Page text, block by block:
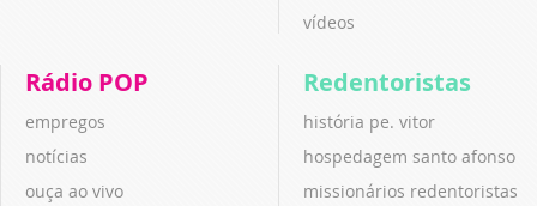
vídeos
Rádio POP
empregos
notícias
ouça ao vivo
Redentoristas
história pe. vitor
hospedagem santo afonso
missionários redentoristas